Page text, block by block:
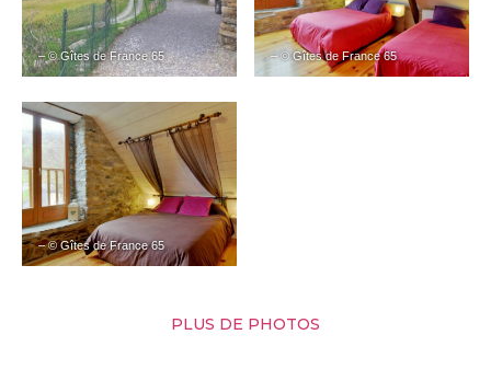
– © Gîtes de France 65 – © Gîtes de France 65
– © Gîtes de France 65
PLUS DE PHOTOS